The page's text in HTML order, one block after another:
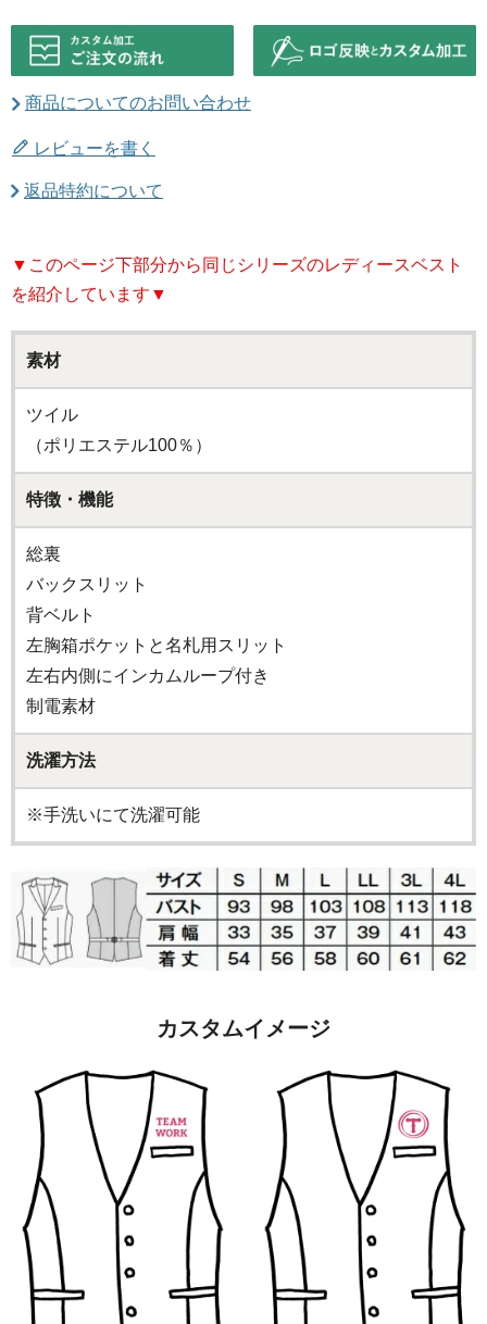
商品についてのお問い合わせ
レビューを書く
返品特約について
▼このページ下部分から同じシリーズのレディースベスト
を紹介しています▼
素材
ツイル
（ポリエステル100％）
特徴・機能
総裏
バックスリット
背ベルト
左胸箱ポケットと名札用スリット
左右内側にインカムループ付き
制電素材
洗濯方法
※手洗いにて洗濯可能
カスタムイメージ